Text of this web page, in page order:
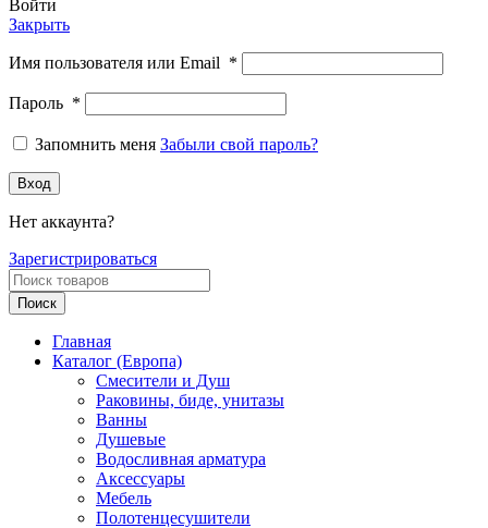
Войти
Закрыть
Имя пользователя или Email *
Пароль *
Запомнить меня Забыли свой пароль?
Вход
Нет аккаунта?
Зарегистрироваться
Поиск
Главная
Каталог (Европа)
Смесители и Душ
Раковины, биде, унитазы
Ванны
Душевые
Водосливная арматура
Аксессуары
Мебель
Полотенцесушители